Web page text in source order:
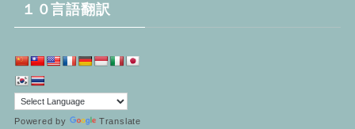
１０言語翻訳
Powered by Translate